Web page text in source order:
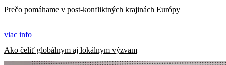
Prečo pomáhame v post-konfliktných krajinách Európy
viac info
Ako čeliť globálnym aj lokálnym výzvam